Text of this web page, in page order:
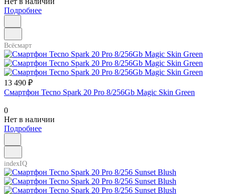
Подробнее
Всёсмарт
13 490 ₽
Смартфон Tecno Spark 20 Pro 8/256Gb Magic Skin Green
0
Нет в наличии
Подробнее
indexIQ